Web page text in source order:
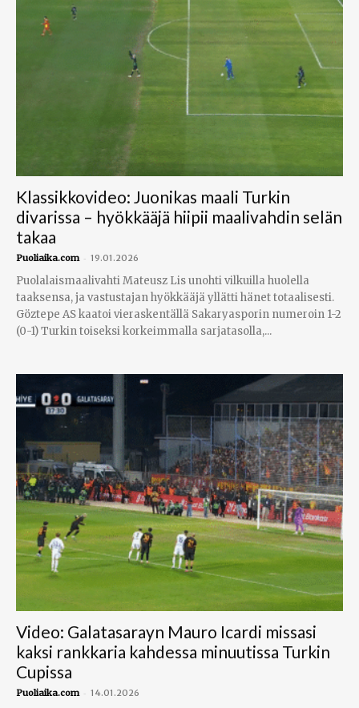
Klassikkovideo: Juonikas maali Turkin
divarissa – hyökkääjä hiipii maalivahdin selän
takaa
Puoliaika.com - 19.01.2026
Puolalaismaalivahti Mateusz Lis unohti vilkuilla huolella
taaksensa, ja vastustajan hyökkääjä yllätti hänet totaalisesti.
Göztepe AS kaatoi vieraskentällä Sakaryasporin numeroin 1-2
(0-1) Turkin toiseksi korkeimmalla sarjatasolla,...
Video: Galatasarayn Mauro Icardi missasi
kaksi rankkaria kahdessa minuutissa Turkin
Cupissa
Puoliaika.com - 14.01.2026